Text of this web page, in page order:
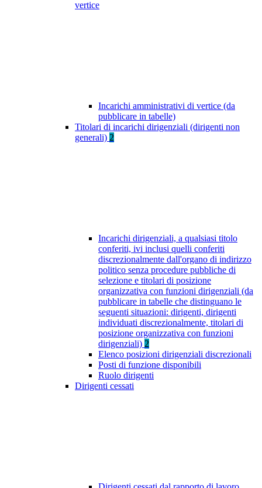
vertice
Incarichi amministrativi di vertice (da
pubblicare in tabelle)
Titolari di incarichi dirigenziali (dirigenti non
generali) 2
Incarichi dirigenziali, a qualsiasi titolo
conferiti, ivi inclusi quelli conferiti
discrezionalmente dall'organo di indirizzo
politico senza procedure pubbliche di
selezione e titolari di posizione
organizzativa con funzioni dirigenziali (da
pubblicare in tabelle che distinguano le
seguenti situazioni: dirigenti, dirigenti
individuati discrezionalmente, titolari di
posizione organizzativa con funzioni
dirigenziali) 2
Elenco posizioni dirigenziali discrezionali
Posti di funzione disponibili
Ruolo dirigenti
Dirigenti cessati